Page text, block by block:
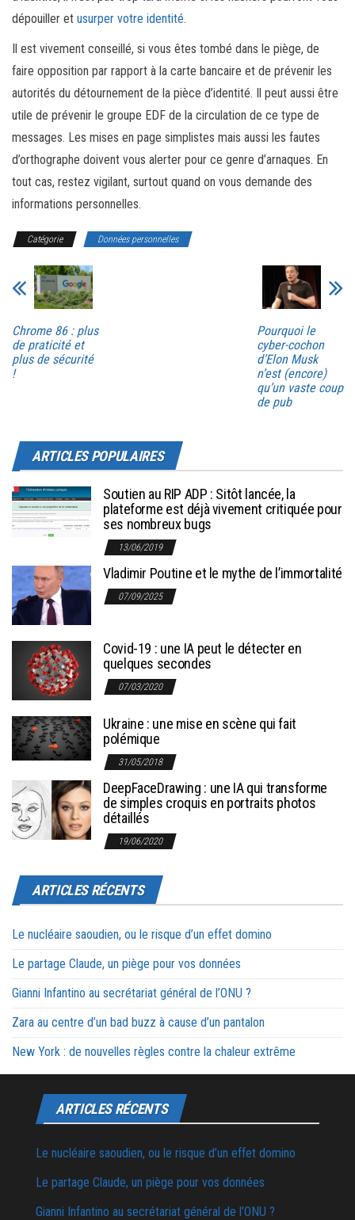
dépouiller et usurper votre identité.
Il est vivement conseillé, si vous êtes tombé dans le piège, de
faire opposition par rapport à la carte bancaire et de prévenir les
autorités du détournement de la pièce d’identité. Il peut aussi être
utile de prévenir le groupe EDF de la circulation de ce type de
messages. Les mises en page simplistes mais aussi les fautes
d’orthographe doivent vous alerter pour ce genre d’arnaques. En
tout cas, restez vigilant, surtout quand on vous demande des
informations personnelles.
Catégorie Données personnelles
Chrome 86 : plus
de praticité et
plus de sécurité
!
Pourquoi le
cyber-cochon
d’Elon Musk
n’est (encore)
qu’un vaste coup
de pub
ARTICLES POPULAIRES
Soutien au RIP ADP : Sitôt lancée, la
plateforme est déjà vivement critiquée pour
ses nombreux bugs
13/06/2019
Vladimir Poutine et le mythe de l’immortalité
07/09/2025
Covid-19 : une IA peut le détecter en
quelques secondes
07/03/2020
Ukraine : une mise en scène qui fait
polémique
31/05/2018
DeepFaceDrawing : une IA qui transforme
de simples croquis en portraits photos
détaillés
19/06/2020
ARTICLES RÉCENTS
Le nucléaire saoudien, ou le risque d’un effet domino
Le partage Claude, un piège pour vos données
Gianni Infantino au secrétariat général de l’ONU ?
Zara au centre d’un bad buzz à cause d’un pantalon
New York : de nouvelles règles contre la chaleur extrême
ARTICLES RÉCENTS
Le nucléaire saoudien, ou le risque d’un effet domino
Le partage Claude, un piège pour vos données
Gianni Infantino au secrétariat général de l’ONU ?